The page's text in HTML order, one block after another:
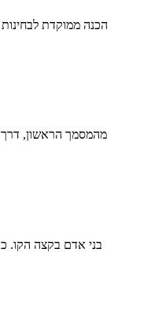
הכנה ממוקדת
מהמסמך הראשון, דרך
בני אדם בקצה הקו.